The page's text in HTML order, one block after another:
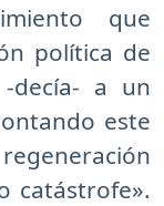
que
política de
decía- a un
este
catástrofe».